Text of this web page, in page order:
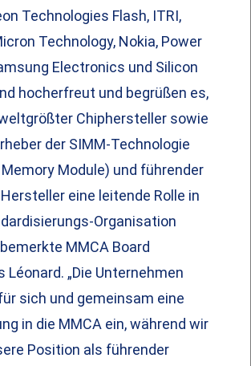
Technologies Flash, ITRI,
Technology, Nokia, Power
Electronics und Silicon
hocherfreut und begrüßen es,
Chiphersteller sowie
der SIMM-Technologie
Module) und führender
eine leitende Rolle in
Organisation
MMCA Board
Léonard. „Die Unternehmen
sich und gemeinsam eine
in die MMCA ein, während wir
Position als führender